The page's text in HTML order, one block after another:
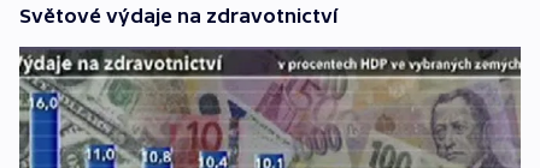
Světové výdaje na zdravotnictví